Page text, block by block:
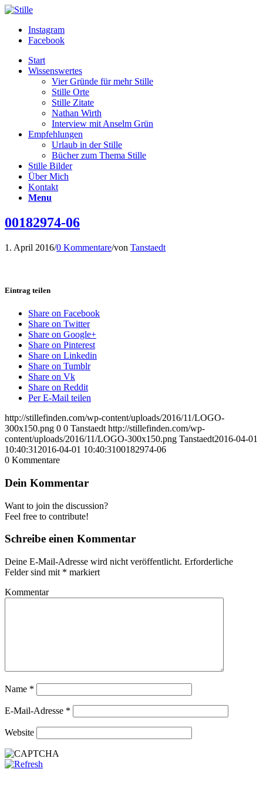
Instagram
Facebook
Start
Wissenswertes
Vier Gründe für mehr Stille
Stille Orte
Stille Zitate
Nathan Wirth
Interview mit Anselm Grün
Empfehlungen
Urlaub in der Stille
Bücher zum Thema Stille
Stille Bilder
Über Mich
Kontakt
Menu
00182974-06
1. April 2016/0 Kommentare/von Tanstaedt
Eintrag teilen
Share on Facebook
Share on Twitter
Share on Google+
Share on Pinterest
Share on Linkedin
Share on Tumblr
Share on Vk
Share on Reddit
Per E-Mail teilen
http://stillefinden.com/wp-content/uploads/2016/11/LOGO-
300x150.png 0 0 Tanstaedt http://stillefinden.com/wp-
content/uploads/2016/11/LOGO-300x150.png Tanstaedt2016-04-01
10:40:31 2016-04-01 10:40:3100182974-06
0 Kommentare
Dein Kommentar
Want to join the discussion?
Feel free to contribute!
Schreibe einen Kommentar
Deine E-Mail-Adresse wird nicht veröffentlicht. Erforderliche
Felder sind mit * markiert
Kommentar
Name *
E-Mail-Adresse *
Website